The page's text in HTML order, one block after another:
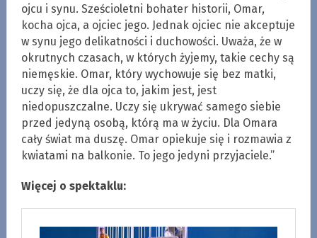
ojcu i synu. Sześcioletni bohater historii, Omar,
kocha ojca, a ojciec jego. Jednak ojciec nie akceptuje
w synu jego delikatności i duchowości. Uważa, że w
okrutnych czasach, w których żyjemy, takie cechy są
niemęskie. Omar, który wychowuje się bez matki,
uczy się, że dla ojca to, jakim jest, jest
niedopuszczalne. Uczy się ukrywać samego siebie
przed jedyną osobą, którą ma w życiu. Dla Omara
cały świat ma duszę. Omar opiekuje się i rozmawia z
kwiatami na balkonie. To jego jedyni przyjaciele.”
Więcej o spektaklu: